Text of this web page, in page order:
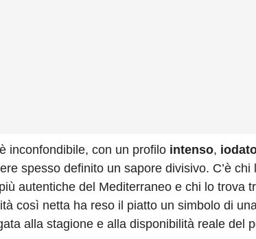
inconfondibile, con un profilo intenso,
spesso definito un sapore divisivo. C’è
autentiche del Mediterraneo e chi lo trova
così netta ha reso il piatto un simbolo di
alla stagione e alla disponibilità reale del